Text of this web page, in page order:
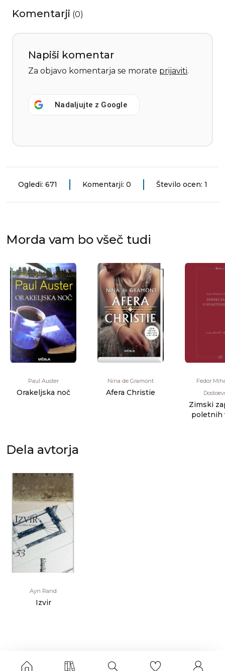
Komentarji (0)
Napiši komentar
Za objavo komentarja se morate prijaviti.
Nadaljujte z Google
Ogledi: 671 Komentarji: 0 Število ocen: 1
Morda vam bo všeč tudi
Paul Auster
Orakeljska noč
Nina de Gramont
Afera Christie
Fedor
Zimski
poletnih
Dela avtorja
Ayn Rand
Izvir